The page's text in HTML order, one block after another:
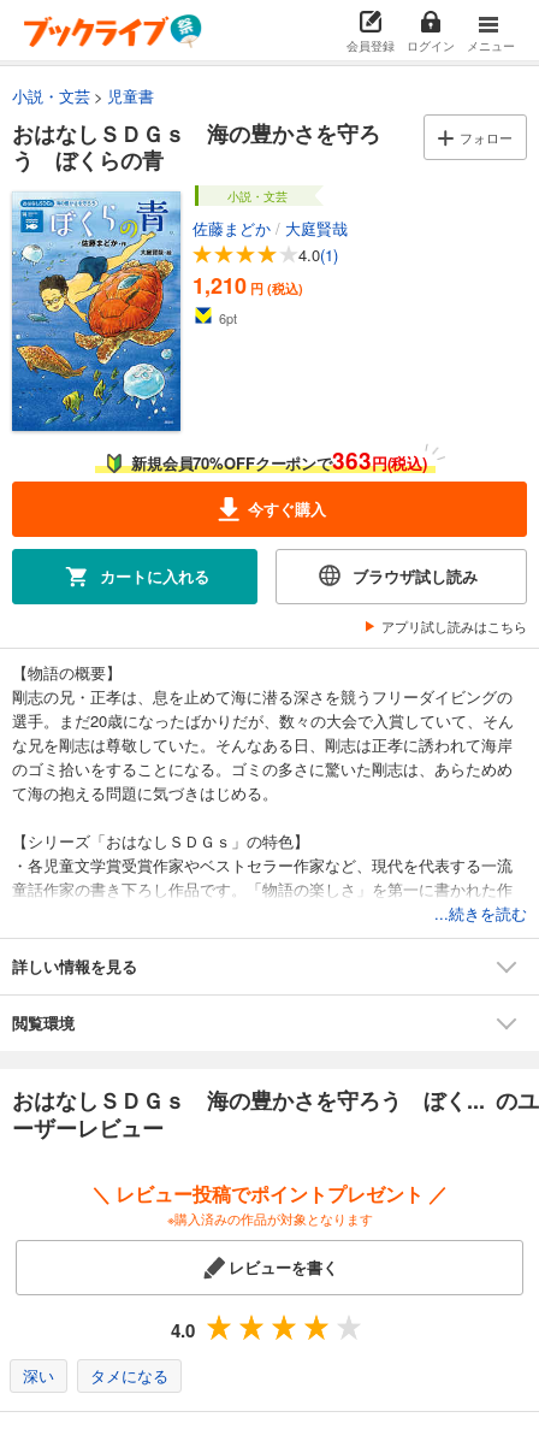
会員登録 ログイン メニュー
小説・文芸 児童書
おはなしＳＤＧｓ 海の豊かさを守ろ
う ぼくらの青
フォロー
小説・文芸
佐藤まどか / 大庭賢哉
4.0(1)
1,210 円 (税込)
6pt
新規会員70%OFFクーポンで363円(税込)
今すぐ購入
カートに入れる ブラウザ試し読み
アプリ試し読みはこちら
【物語の概要】
剛志の兄・正孝は、息を止めて海に潜る深さを競うフリーダイビングの
選手。まだ20歳になったばかりだが、数々の大会で入賞していて、そん
な兄を剛志は尊敬していた。そんなある日、剛志は正孝に誘われて海岸
のゴミ拾いをすることになる。ゴミの多さに驚いた剛志は、あらためめ
て海の抱える問題に気づきはじめる。
【シリーズ「おはなしＳＤＧｓ」の特色】
・各児童文学賞受賞作家やベストセラー作家など、現代を代表する一流
童話作家の書き下ろし作品です。「物語の楽しさ」を第一に書かれた作
品は、どの一冊をとっても、すぐれた児童小説として楽しむことができ
ます。
・実力のあるイラストレーターによる挿絵が多数掲載され、確実に物語
・各巻とも、ＳＤＧｓが掲げる17のゴールのうちの一つがテーマとなっ
ており、いま世界が協力してその目標に向かわなくてはならない理由が
表などが入ります。さらに、各巻の巻末で、テーマとしたＳＤＧｓのゴ
ールについてくわしく解説しますので、テーマ学習の教材としても使用
ゴールをテーマにした物語と、「総論編」を併読することで、ＳＤＧｓ
についての理解がさらに深まるように設計されています。
・80ページ（一部カラー）。朝読書にもぴったりのボリュームです。
【シリーズ「おはなしＳＤＧｓ」のラインナップ】
『未来からの伝言 SDGsガイドブック』（那須田淳）／貧困をなくそう
『みんなはアイスをなめている』（安田夏菜）／ジェンダー平等を実現
しよう『すし屋のすてきな春原さん』（戸森しるこ）／安全な水とトイ
レを世界中に『水とトイレがなかったら？』（石崎洋司）／エネルギー
をみんなに そしてクリーンに『夢の発電って、なんだろう？』（森川成
...続きを読む
詳しい情報を見る
閲覧環境
おはなしＳＤＧｓ 海の豊かさを守ろう ぼく... のユ
ーザーレビュー
＼ レビュー投稿でポイントプレゼント ／
※購入済みの作品が対象となります
レビューを書く
4.0
深い タメになる